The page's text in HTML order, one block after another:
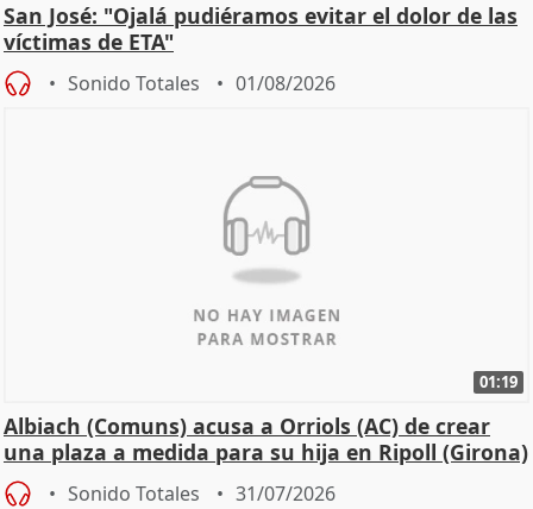
San José: "Ojalá pudiéramos evitar el dolor de las
víctimas de ETA"
Sonido Totales 01/08/2026
01:19
Albiach (Comuns) acusa a Orriols (AC) de crear
una plaza a medida para su hija en Ripoll (Girona)
Sonido Totales 31/07/2026